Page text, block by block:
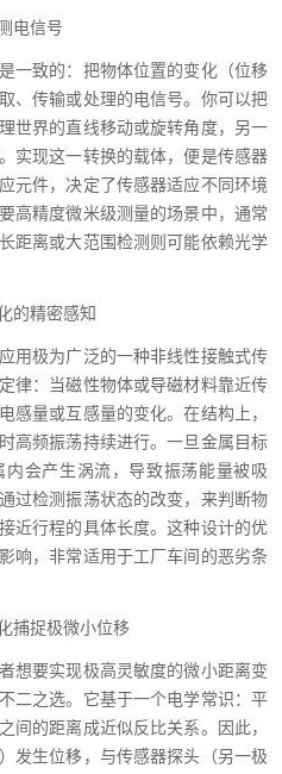
电信号
一致的：把物体位置的变化（位移
、传输或处理的电信号。你可以把
世界的直线移动或旋转角度，另一
实现这一转换的载体，便是传感器
元件，决定了传感器适应不同环境
高精度微米级测量的场景中，通常
距离或大范围检测则可能依赖光学
的精密感知
用极为广泛的一种非线性接触式传
律：当磁性物体或导磁材料靠近传
感量或互感量的变化。在结构上，
高频振荡持续进行。一旦金属目标
会产生涡流，导致振荡能量被吸
过检测振荡状态的改变，来判断物
近行程的具体长度。这种设计的优
响，非常适用于工厂车间的恶劣条
捕捉极微小位移
想要实现极高灵敏度的微小距离变
二之选。它基于一个电学常识：平
间的距离成近似反比关系。因此，
发生位移，与传感器探头（另一极